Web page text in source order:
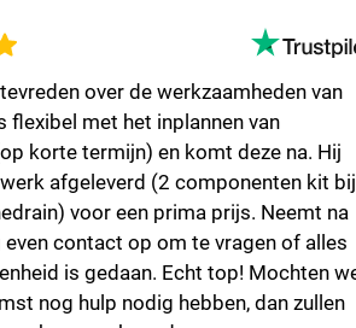
over de werkzaamheden van
flexibel met het inplannen van
korte termijn) en komt deze na. Hij
afgeleverd (2 componenten kit bij
voor een prima prijs. Neemt na
even contact op om te vragen of alles
is gedaan. Echt top! Mochten
nog hulp nodig hebben, dan zullen